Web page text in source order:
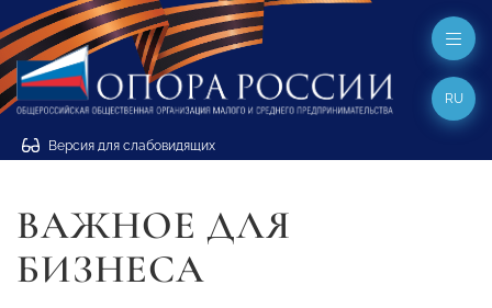
Версия для слабовидящих
RU
ВАЖНОЕ ДЛЯ
БИЗНЕСА